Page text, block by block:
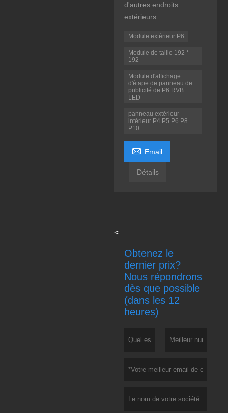
d'autres endroits
extérieurs.
Module extérieur P6
Module de taille 192 *
192
Module d'affichage
d'étape de panneau de
publicité de P6 RVB
LED
panneau extérieur
intérieur P4 P5 P6 P8
P10
 Email
Détails
<
Obtenez le
dernier prix?
Nous répondrons
dès que possible
(dans les 12
heures)